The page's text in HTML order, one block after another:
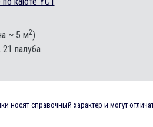
~ 5 м2)
палуба
справочный характер и могут